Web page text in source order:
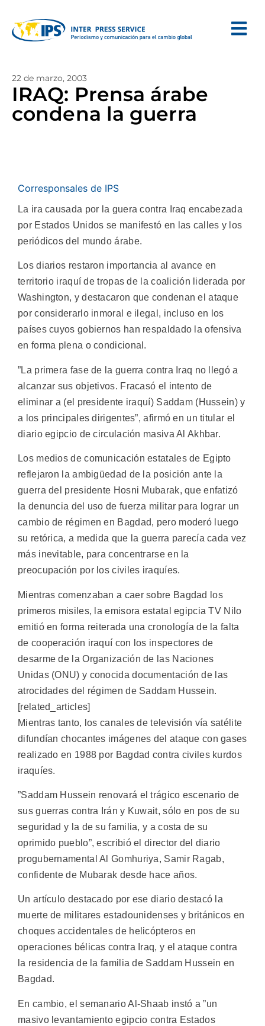
22 de marzo, 2003
IRAQ: Prensa árabe
condena la guerra
Corresponsales de IPS
La ira causada por la guera contra Iraq encabezada
por Estados Unidos se manifestó en las calles y los
periódicos del mundo árabe.
Los diarios restaron importancia al avance en
territorio iraquí de tropas de la coalición liderada por
Washington, y destacaron que condenan el ataque
por considerarlo inmoral e ilegal, incluso en los
países cuyos gobiernos han respaldado la ofensiva
en forma plena o condicional.
”La primera fase de la guerra contra Iraq no llegó a
alcanzar sus objetivos. Fracasó el intento de
eliminar a (el presidente iraquí) Saddam (Hussein) y
a los principales dirigentes”, afirmó en un titular el
diario egipcio de circulación masiva Al Akhbar.
Los medios de comunicación estatales de Egipto
reflejaron la ambigüedad de la posición ante la
guerra del presidente Hosni Mubarak, que enfatizó
la denuncia del uso de fuerza militar para lograr un
cambio de régimen en Bagdad, pero moderó luego
su retórica, a medida que la guerra parecía cada vez
más inevitable, para concentrarse en la
preocupación por los civiles iraquíes.
Mientras comenzaban a caer sobre Bagdad los
primeros misiles, la emisora estatal egipcia TV Nilo
emitió en forma reiterada una cronología de la falta
de cooperación iraquí con los inspectores de
desarme de la Organización de las Naciones
Unidas (ONU) y conocida documentación de las
atrocidades del régimen de Saddam Hussein.
[related_articles]
Mientras tanto, los canales de televisión vía satélite
difundían chocantes imágenes del ataque con gases
realizado en 1988 por Bagdad contra civiles kurdos
iraquíes.
”Saddam Hussein renovará el trágico escenario de
sus guerras contra Irán y Kuwait, sólo en pos de su
seguridad y la de su familia, y a costa de su
oprimido pueblo”, escribió el director del diario
progubernamental Al Gomhuriya, Samir Ragab,
confidente de Mubarak desde hace años.
Un artículo destacado por ese diario destacó la
muerte de militares estadounidenses y británicos en
choques accidentales de helicópteros en
operaciones bélicas contra Iraq, y el ataque contra
la residencia de la familia de Saddam Hussein en
Bagdad.
En cambio, el semanario Al-Shaab instó a ”un
masivo levantamiento egipcio contra Estados